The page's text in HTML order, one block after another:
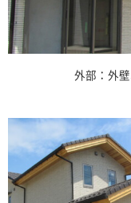
外部：外